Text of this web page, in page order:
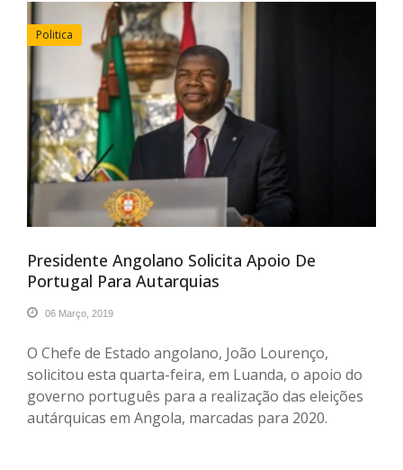
Politica
Presidente Angolano Solicita Apoio De
Portugal Para Autarquias
06 Março, 2019
O Chefe de Estado angolano, João Lourenço,
solicitou esta quarta-feira, em Luanda, o apoio do
governo português para a realização das eleições
autárquicas em Angola, marcadas para 2020.